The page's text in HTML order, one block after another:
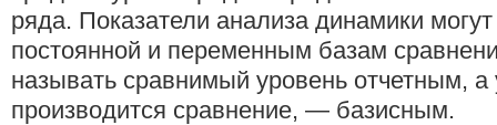
ряда. Показатели анализа динамики
постоянной и переменным базам
называть сравнимый уровень отчетным, а
производится сравнение, — базисным.